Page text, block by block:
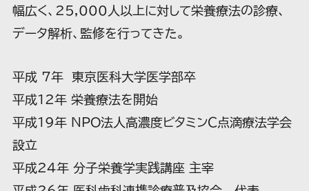
幅広く、25,000人以上に対して栄養療法の診療、
データ解析、監修を行ってきた。
平成 7年 東京医科大学医学部卒
平成12年 栄養療法を開始
平成19年 NPO法人高濃度ビタミンＣ点滴療法学会
設立
平成24年 分子栄養学実践講座 主宰